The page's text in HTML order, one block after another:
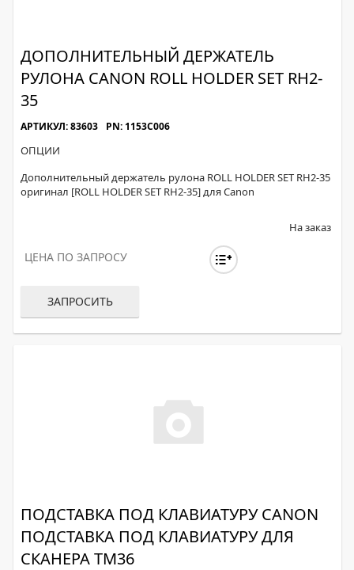
ДОПОЛНИТЕЛЬНЫЙ ДЕРЖАТЕЛЬ
РУЛОНА CANON ROLL HOLDER SET RH2-
35
АРТИКУЛ: 83603 PN: 1153C006
ОПЦИИ
Дополнительный держатель рулона ROLL HOLDER SET RH2-35
оригинал [ROLL HOLDER SET RH2-35] для Canon
На заказ
ЦЕНА ПО ЗАПРОСУ
ЗАПРОСИТЬ
ПОДСТАВКА ПОД КЛАВИАТУРУ CANON
ПОДСТАВКА ПОД КЛАВИАТУРУ ДЛЯ
СКАНЕРА ТМ36